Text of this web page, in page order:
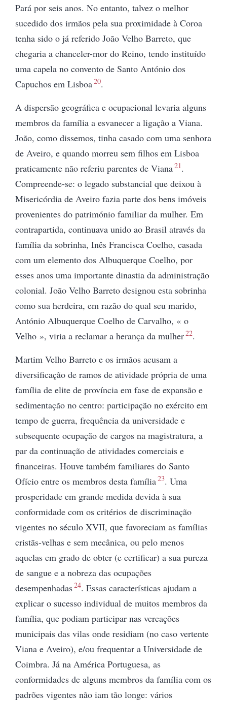
Pará por seis anos. No entanto, talvez o melhor
sucedido dos irmãos pela sua proximidade à Coroa
tenha sido o já referido João Velho Barreto, que
chegaria a chanceler-mor do Reino, tendo instituído
uma capela no convento de Santo António dos
Capuchos em Lisboa20.
A dispersão geográfica e ocupacional levaria alguns
membros da família a esvanecer a ligação a Viana.
João, como dissemos, tinha casado com uma senhora
de Aveiro, e quando morreu sem filhos em Lisboa
praticamente não referiu parentes de Viana21.
Compreende-se: o legado substancial que deixou à
Misericórdia de Aveiro fazia parte dos bens imóveis
provenientes do património familiar da mulher. Em
contrapartida, continuava unido ao Brasil através da
família da sobrinha, Inês Francisca Coelho, casada
com um elemento dos Albuquerque Coelho, por
esses anos uma importante dinastia da administração
colonial. João Velho Barreto designou esta sobrinha
como sua herdeira, em razão do qual seu marido,
António Albuquerque Coelho de Carvalho, « o
Velho », viria a reclamar a herança da mulher22.
Martim Velho Barreto e os irmãos acusam a
diversificação de ramos de atividade própria de uma
família de elite de província em fase de expansão e
sedimentação no centro: participação no exército em
tempo de guerra, frequência da universidade e
subsequente ocupação de cargos na magistratura, a
par da continuação de atividades comerciais e
financeiras. Houve também familiares do Santo
Ofício entre os membros desta família23. Uma
prosperidade em grande medida devida à sua
conformidade com os critérios de discriminação
vigentes no século XVII, que favoreciam as famílias
cristãs-velhas e sem mecânica, ou pelo menos
aquelas em grado de obter (e certificar) a sua pureza
de sangue e a nobreza das ocupações
desempenhadas24. Essas características ajudam a
explicar o sucesso individual de muitos membros da
família, que podiam participar nas vereações
municipais das vilas onde residiam (no caso vertente
Viana e Aveiro), e/ou frequentar a Universidade de
Coimbra. Já na América Portuguesa, as
conformidades de alguns membros da família com os
padrões vigentes não iam tão longe: vários